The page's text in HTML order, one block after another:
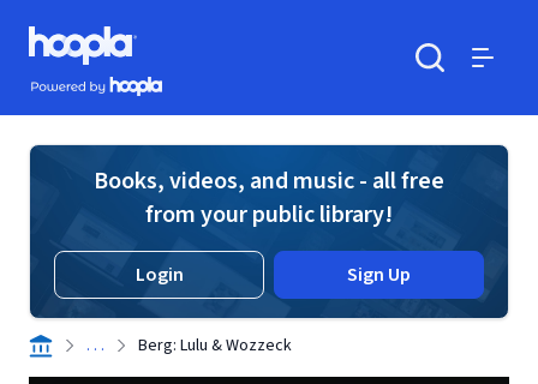
Skip to main content
Hoopla logo
Powered by Hoopla
Books, videos, and music - all free
from your public library!
Login Sign Up
. . . Berg: Lulu & Wozzeck